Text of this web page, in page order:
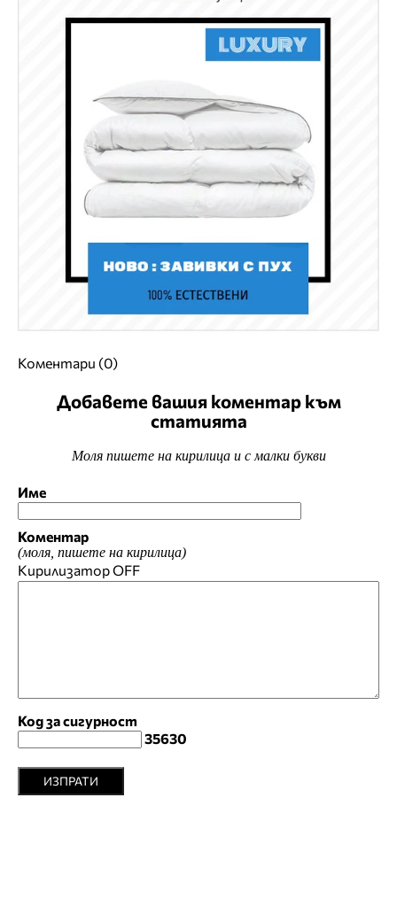
Коментари (0)
Добавете вашия коментар към
статията
Моля пишете на кирилица и с малки букви
Име
Коментар
(моля, пишете на кирилица)
КирилизаторOFF
Код за сигурност
35630
ИЗПРАТИ